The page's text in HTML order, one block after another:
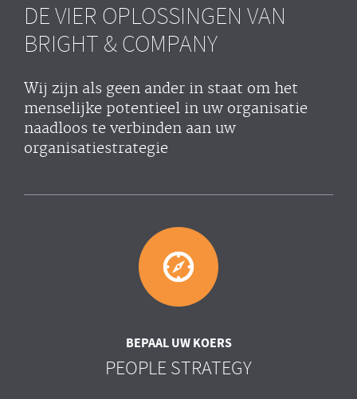
DE VIER OPLOSSINGEN VAN
BRIGHT & COMPANY
Wij zijn als geen ander in staat om het
menselijke potentieel in uw organisatie
naadloos te verbinden aan uw
organisatiestrategie
BEPAAL UW KOERS
PEOPLE STRATEGY